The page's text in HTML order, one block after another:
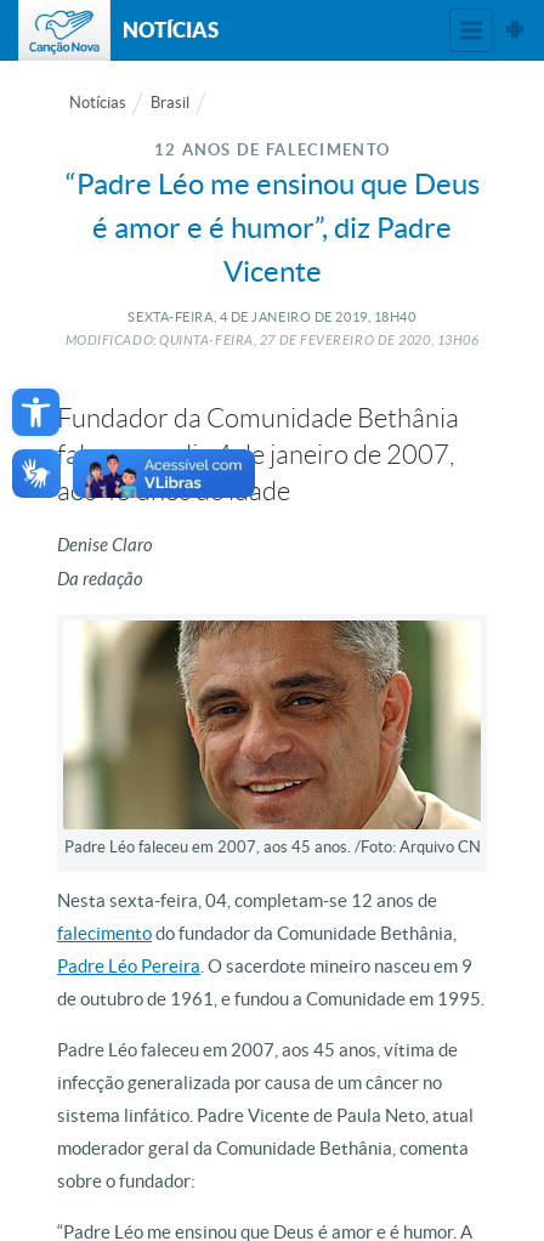
Open toolbar
NOTÍCIAS
Notícias Brasil
12 ANOS DE FALECIMENTO
“Padre Léo me ensinou que Deus
é amor e é humor”, diz Padre
Vicente
SEXTA-FEIRA, 4 DE JANEIRO DE 2019, 18H40
MODIFICADO: QUINTA-FEIRA, 27DEFEVEREIRO DE2020, 13H06
Fundador da Comunidade Bethânia
faleceu no dia 4 de janeiro de 2007,
aos 45 anos de idade
Denise Claro
Da redação
Padre Léo faleceu em 2007, aos 45 anos. /Foto: Arquivo CN
Nesta sexta-feira, 04, completam-se 12 anos de
falecimentodo fundador da Comunidade Bethânia,
Padre Léo Pereira . O sacerdote mineiro nasceu em 9
de outubro de 1961, e fundou a Comunidade em 1995.
Padre Léo faleceu em 2007, aos 45 anos, vítima de
infecção generalizada por causa de um câncer no
sistema linfático. Padre Vicente de Paula Neto, atual
moderador geral da Comunidade Bethânia, comenta
sobre o fundador:
“Padre Léo me ensinou que Deus é amor e é humor. A